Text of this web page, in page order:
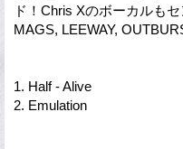
ド！Chris Xのボーカルも
MAGS, LEEWAY,
1. Half - Alive
2. Emulation